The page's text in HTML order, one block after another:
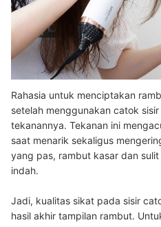
Rahasia untuk menciptakan
setelah menggunakan catok
tekanannya. Tekanan ini
saat menarik sekaligus
yang pas, rambut kasar dan
indah.
Jadi, kualitas sikat pada sisir
hasil akhir tampilan rambut.